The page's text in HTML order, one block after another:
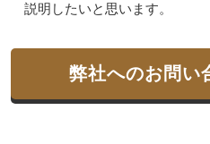
説明したいと思います。
弊社へのお問い